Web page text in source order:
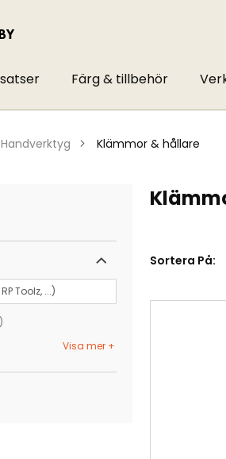
Färg & tillbehör
handverktyg klämmor & hållare
Sortera På:
Visa mer